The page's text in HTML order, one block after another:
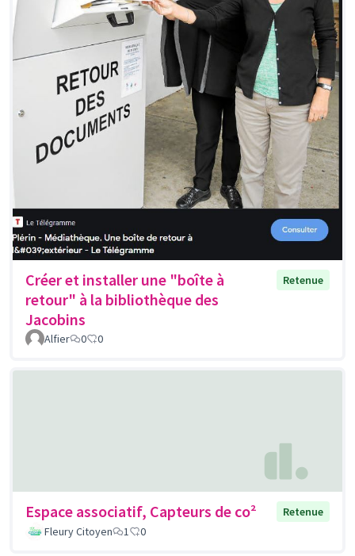
Créer et installer une "boîte à
retour" à la bibliothèque des
Jacobins
Retenue
Alfier 0 0
Espace associatif, Capteurs de co²
Retenue
Fleury Citoyen
1 0